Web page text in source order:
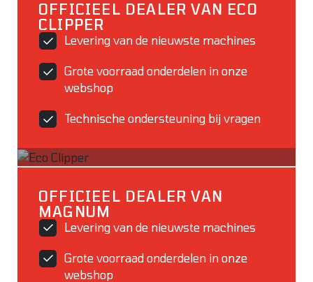
OFFICIEEL DEALER VAN ECO
CLIPPER
Levering van de nieuwste machines
Grote voorraad onderdelen in onze
webshop
Technische ondersteuning bij vragen
OFFICIEEL DEALER VAN
MAGNUM
Levering van de nieuwste machines
Grote voorraad onderdelen in onze
webshop